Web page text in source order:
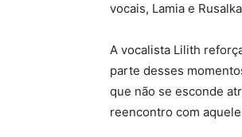
vocais, Lamia e
A vocalista Lilith
parte desses
que não se esconde
reencontro com